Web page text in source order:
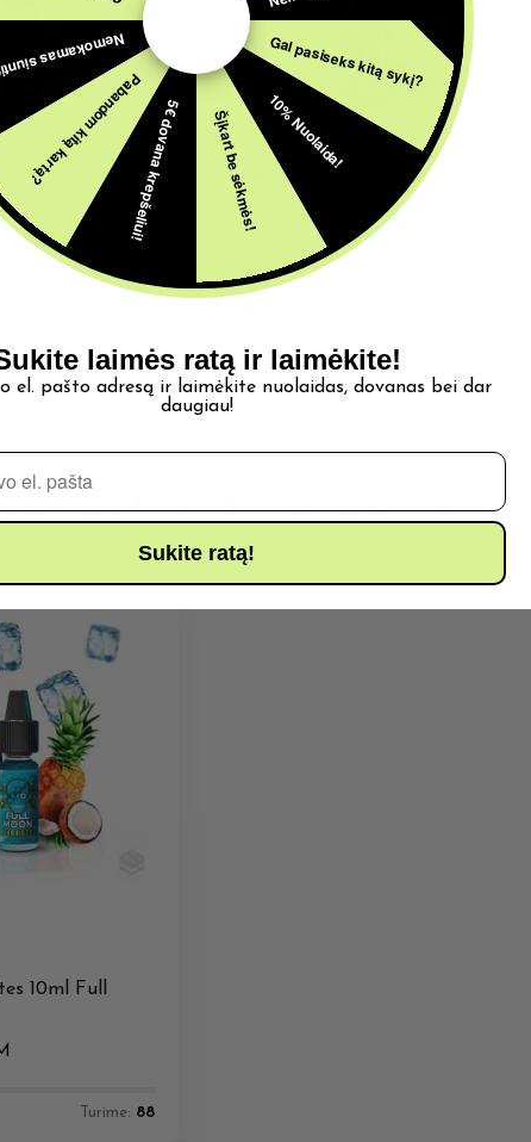
10ML Sun tea
AROMATAI
Haka 10ML Maori
4,39€ Su PVM
patiks ir šios prekės
10ml Full
Turime: 88
Gal pasiseks kitą sykį?
10% Nuolaida!
Šįkart be sėkmės!
5€ dovana krepšeliui!
Pabandom kitą kartą?
siuntimas!
laimės ratą ir laimėkite!
el. pašto adresą ir laimėkite nuolaidas, dovanas bei dar
daugiau!
Sukite ratą!